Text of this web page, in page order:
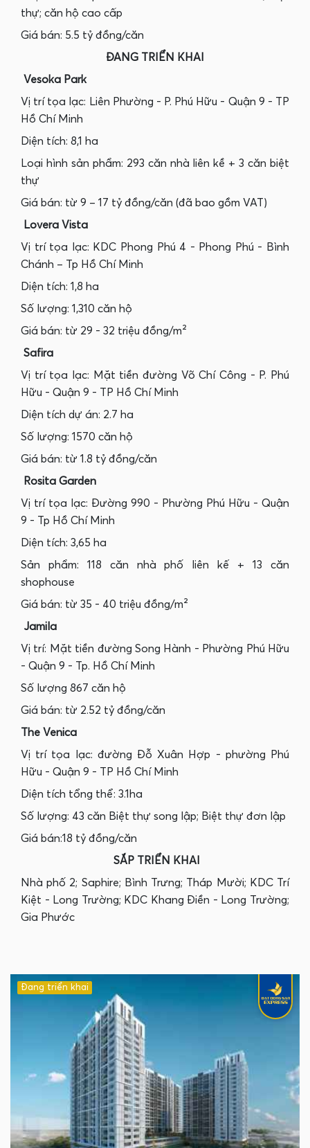
thự; căn hộ cao cấp
Giá bán: 5.5 tỷ đồng/căn
ĐANG TRIỂN KHAI
Vesoka Park
Vị trí tọa lạc: Liên Phường - P. Phú Hữu - Quận 9 - TP
Hồ Chí Minh
Diện tích: 8,1 ha
Loại hình sản phẩm: 293 căn nhà liên kề + 3 căn biệt
thự
Giá bán: từ 9 – 17 tỷ đồng/căn (đã bao gồm VAT)
Lovera Vista
Vị trí tọa lạc: KDC Phong Phú 4 - Phong Phú - Bình
Chánh – Tp Hồ Chí Minh
Diện tích: 1,8 ha
Số lượng: ‎1,310 căn hộ
Giá‎ bán: từ ‎29 - 32 triệu đồng/m²
Safira
Vị trí tọa lạc: Mặt tiền đường Võ Chí Công - P. Phú
Hữu - Quận 9 - TP Hồ Chí Minh
Diện tích dự án: 2.7 ha
Số lượng: 1570 căn hộ
Giá bán: từ 1.8 tỷ đồng/căn
Rosita Garden
Vị trí tọa lạc: Đường 990 - Phường Phú Hữu - Quận
9 - Tp Hồ Chí Minh
Diện tích: 3,65 ha
Sản phẩm: 118 căn nhà phố liên kế + 13 căn
shophouse
Giá bán: từ 35 - 40 triệu đồng/m²
Jamila
Vị trí: Mặt tiền đường Song Hành - Phường Phú Hữu
- Quận 9 - Tp. Hồ Chí Minh
Số lượng ‎867 căn hộ
Giá bán‎: từ ‎2.52 tỷ đồng/căn
The Venica
Vị trí tọa lạc: đường Đỗ Xuân Hợp - phường Phú
Hữu - Quận 9 - TP Hồ Chí Minh
Diện tích tổng thể: 3.1ha
Số lượng: 43 căn Biệt thự song lập; Biệt thự đơn lập
Giá bán:18 tỷ đồng/căn
SẮP TRIỂN KHAI
Nhà phố 2; Saphire; Bình Trưng; Tháp Mười; KDC Trí
Kiệt - Long Trường; KDC Khang Điền - Long Trường;
Gia Phước
Đang triển khai